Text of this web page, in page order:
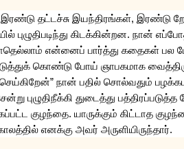
இரண்டு தட்டச்சு இயந்திரங்கள், இரண்டு
புழுதிபடிந்து கிடக்கின்றன. நான்
என்னைப் பார்த்து கதைகள் பல
கொண்டு போய் ஞாபகமாக
செய்கிறேன்” நான் பதில் சொல்வதும்
புழுதிநீக்கி துடைத்து பத்திரப்படுத்த
குழந்தை. யாருக்கும் கிட்டாத
எனக்கு அவர் அருளியிருந்தார்.